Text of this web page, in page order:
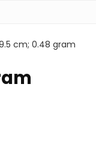
cm; 0.48 gram